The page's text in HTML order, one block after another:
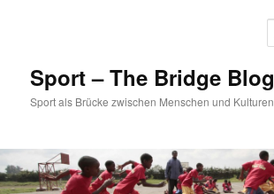
Sport – The Bridge Blog
Sport als Brücke zwischen Menschen und Kulturen